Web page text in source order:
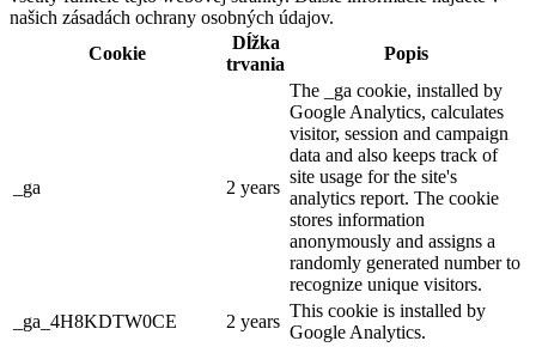
našich zásadách ochrany osobných údajov.
Cookie
Dĺžka
trvania
Popis
_ga 2 years
The _ga cookie, installed by
Google Analytics, calculates
visitor, session and campaign
data and also keeps track of
site usage for the site's
analytics report. The cookie
stores information
anonymously and assigns a
randomly generated number to
recognize unique visitors.
_ga_4H8KDTW0CE
2 years
This cookie is installed by
Google Analytics.